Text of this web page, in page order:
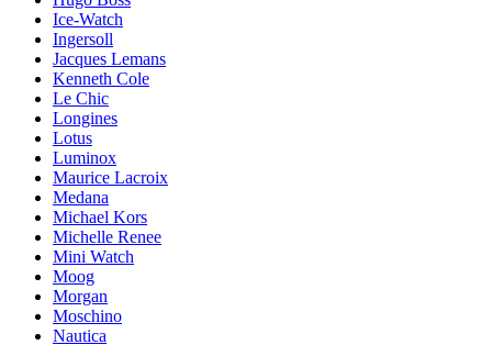
Ice-Watch
Ingersoll
Jacques Lemans
Kenneth Cole
Le Chic
Longines
Lotus
Luminox
Maurice Lacroix
Medana
Michael Kors
Michelle Renee
Mini Watch
Moog
Morgan
Moschino
Nautica